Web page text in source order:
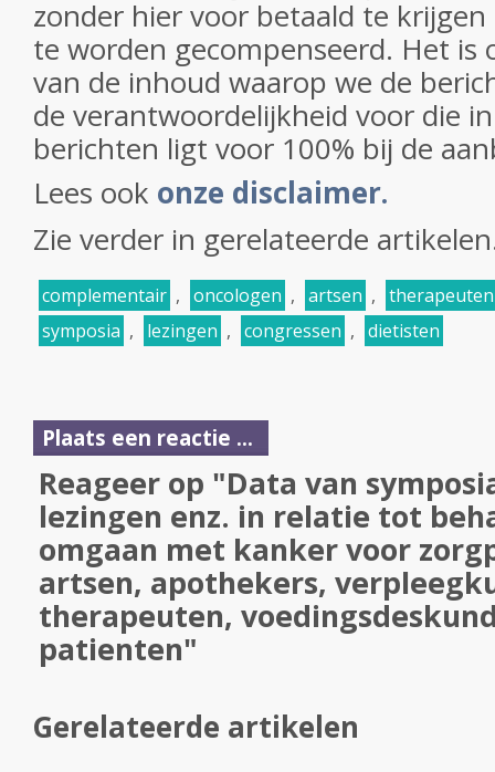
zonder hier voor betaald te
te worden gecompenseerd. Het is
van de inhoud waarop we de
de verantwoordelijkheid voor die
berichten ligt voor 100% bij de
Lees ook onze disclaimer.
Zie verder in gerelateerde
complementair , oncologen , artsen , therapeuten
symposia , lezingen , congressen , dietisten
Plaats een reactie ...
Reageer op "Data van
lezingen enz. in relatie tot
omgaan met kanker voor
artsen, apothekers,
therapeuten,
patienten"
Gerelateerde artikelen